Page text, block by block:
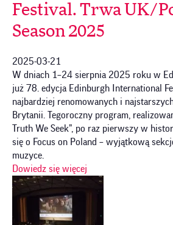
Festival. Trwa UK/
Season 2025
2025-03-21
W dniach 1–24 sierpnia 2025 roku w
już 78. edycja Edinburgh International
najbardziej renomowanych i
Brytanii. Tegoroczny program,
Truth We Seek”, po raz pierwszy w
się o Focus on Poland – wyjątkową
muzyce.
Dowiedz się więcej